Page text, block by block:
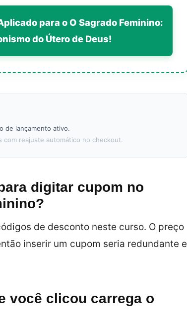
para o O Sagrado Feminino:
do Útero de Deus!
de lançamento ativo.
com reajuste automático no checkout.
digitar cupom no
de desconto neste curso. O preço
inserir um cupom seria redundante e
você clicou carrega o